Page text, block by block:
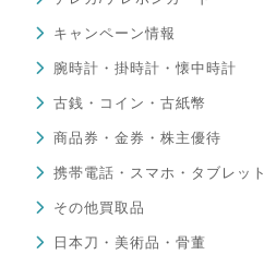
キャンペーン情報
腕時計・掛時計・懐中時計
古銭・コイン・古紙幣
商品券・金券・株主優待
携帯電話・スマホ・タブレット
その他買取品
日本刀・美術品・骨董